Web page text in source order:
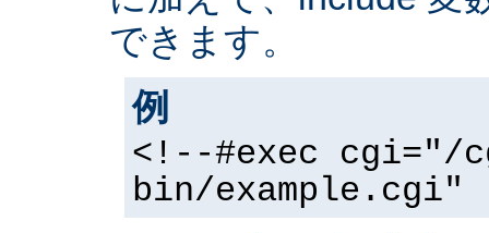
できます。
例
<!--#exec cgi="/
bin/example.cgi"